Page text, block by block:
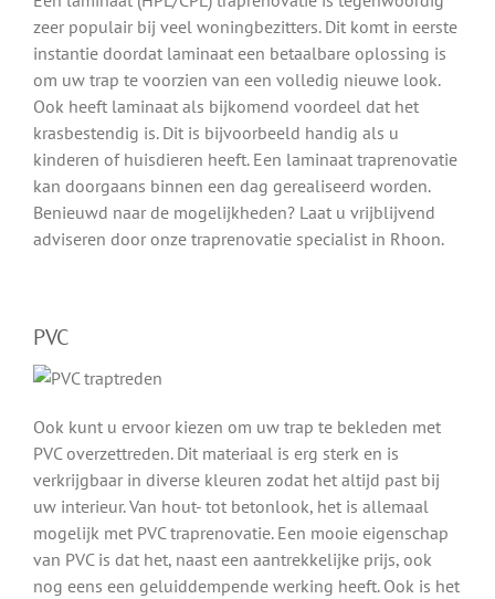
zeer populair bij veel woningbezitters. Dit komt in eerste
instantie doordat laminaat een betaalbare oplossing is
om uw trap te voorzien van een volledig nieuwe look.
Ook heeft laminaat als bijkomend voordeel dat het
krasbestendig is. Dit is bijvoorbeeld handig als u
kinderen of huisdieren heeft. Een laminaat traprenovatie
kan doorgaans binnen een dag gerealiseerd worden.
Benieuwd naar de mogelijkheden? Laat u vrijblijvend
adviseren door onze traprenovatie specialist in Rhoon.
PVC
Ook kunt u ervoor kiezen om uw trap te bekleden met
PVC overzettreden. Dit materiaal is erg sterk en is
verkrijgbaar in diverse kleuren zodat het altijd past bij
uw interieur. Van hout- tot betonlook, het is allemaal
mogelijk met PVC traprenovatie. Een mooie eigenschap
van PVC is dat het, naast een aantrekkelijke prijs, ook
nog eens een geluiddempende werking heeft. Ook is het